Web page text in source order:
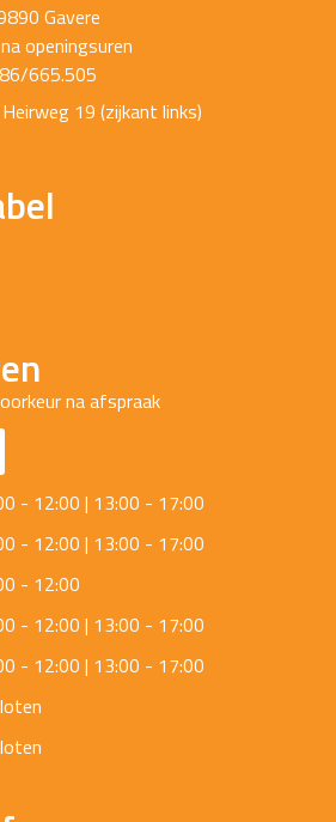
Gavere
openingsuren
665.505
19 (zijkant links)
na afspraak
- 12:00 | 13:00 - 17:00
- 12:00 | 13:00 - 17:00
- 12:00
- 12:00 | 13:00 - 17:00
- 12:00 | 13:00 - 17:00